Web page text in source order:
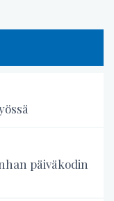
päiväkodin